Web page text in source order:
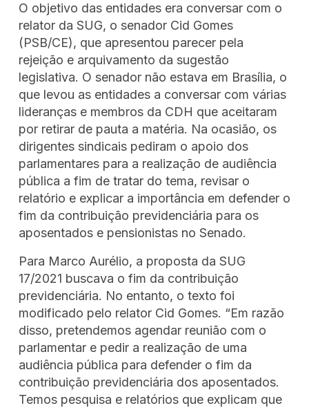
O objetivo das entidades era conversar com o
relator da SUG, o senador Cid Gomes
(PSB/CE), que apresentou parecer pela
rejeição e arquivamento da sugestão
legislativa. O senador não estava em Brasília, o
que levou as entidades a conversar com várias
lideranças e membros da CDH que aceitaram
por retirar de pauta a matéria. Na ocasião, os
dirigentes sindicais pediram o apoio dos
parlamentares para a realização de audiência
pública a fim de tratar do tema, revisar o
relatório e explicar a importância em defender o
fim da contribuição previdenciária para os
aposentados e pensionistas no Senado.
Para Marco Aurélio, a proposta da SUG
17/2021 buscava o fim da contribuição
previdenciária. No entanto, o texto foi
modificado pelo relator Cid Gomes. “Em razão
disso, pretendemos agendar reunião com o
parlamentar e pedir a realização de uma
audiência pública para defender o fim da
contribuição previdenciária dos aposentados.
Temos pesquisa e relatórios que explicam que